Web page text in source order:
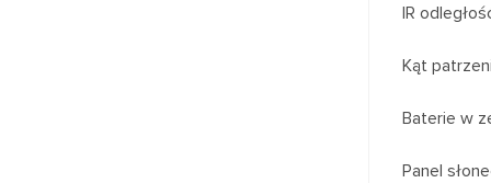
IR
Kąt
Baterie w
Panel